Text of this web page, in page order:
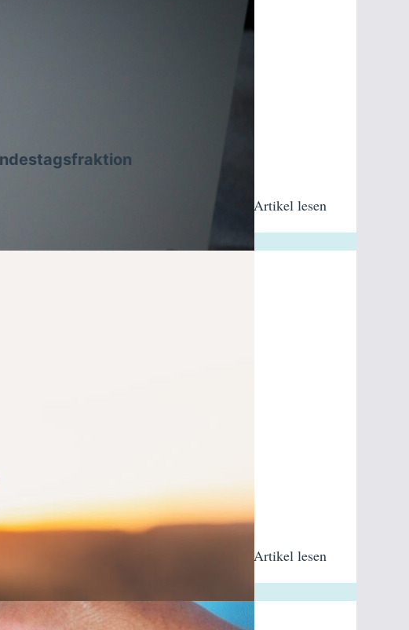
Artikel lesen
Artikel lesen